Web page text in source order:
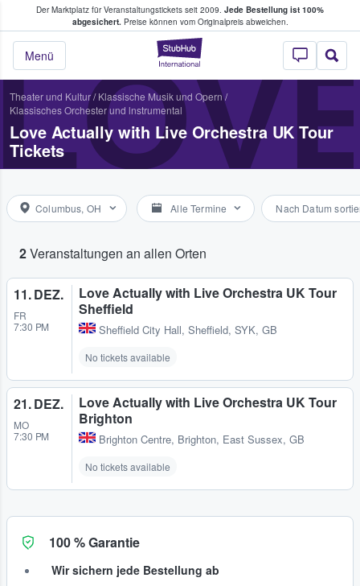
Der Marktplatz für Veranstaltungstickets seit 2009. Jede Bestellung ist 100%
abgesichert.Preise können vom Originalpreis abweichen.
StubHub - Wo
Menü
Tickets kaufen & verkaufen
Theater und Kultur/ Klassische Musik und Opern/
Klassisches Orchester und lnstrumental
Love Actually with Live Orchestra UK Tour
Tickets
Columbus, OH Alle Termine Nach Datum
2Veranstaltungen an allen Orten
11. DEZ.
FR
7:30 PM
Love Actually with Live Orchestra UK Tour
Sheffield
Sheffield City Hall, Sheffield, SYK, GB
No tickets available
21. DEZ.
MO
7:30 PM
Love Actually with Live Orchestra UK Tour
Brighton
Brighton Centre, Brighton, East Sussex, GB
No tickets available
100 % Garantie
Wir sichern jede Bestellung ab